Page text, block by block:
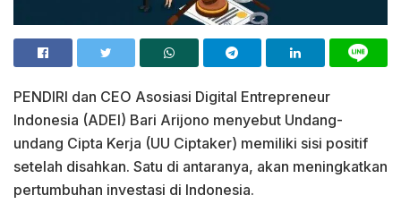
PENDIRI dan CEO Asosiasi Digital Entrepreneur
Indonesia (ADEI) Bari Arijono menyebut Undang-
undang Cipta Kerja (UU Ciptaker) memiliki sisi positif
setelah disahkan. Satu di antaranya, akan meningkatkan
pertumbuhan investasi di Indonesia.